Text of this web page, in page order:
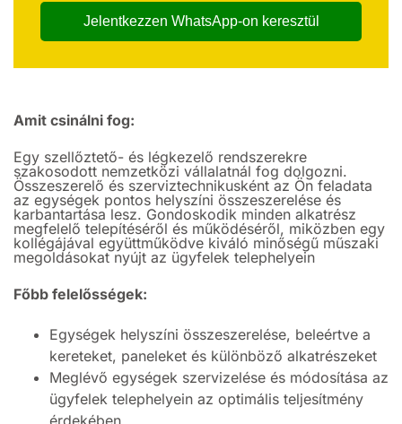
Jelentkezzen WhatsApp-on keresztül
Amit csinálni fog:
Egy szellőztető- és légkezelő rendszerekre
szakosodott nemzetközi vállalatnál fog dolgozni.
Összeszerelő és szerviztechnikusként az Ön feladata
az egységek pontos helyszíni összeszerelése és
karbantartása lesz. Gondoskodik minden alkatrész
megfelelő telepítéséről és működéséről, miközben egy
kollégájával együttműködve kiváló minőségű műszaki
megoldásokat nyújt az ügyfelek telephelyein
Főbb felelősségek:
Egységek helyszíni összeszerelése, beleértve a
kereteket, paneleket és különböző alkatrészeket
Meglévő egységek szervizelése és módosítása az
ügyfelek telephelyein az optimális teljesítmény
érdekében